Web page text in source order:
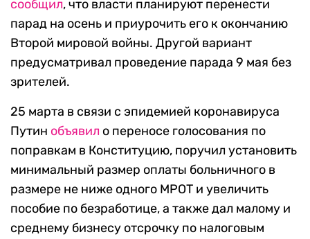
сообщил, что власти планируют перенести
парад на осень и приурочить его к окончанию
Второй мировой войны. Другой вариант
предусматривал проведение парада 9 мая без
зрителей.
25 марта в связи с эпидемией коронавируса
Путин объявил о переносе голосования по
поправкам в Конституцию, поручил установить
минимальный размер оплаты больничного в
размере не ниже одного МРОТ и увеличить
пособие по безработице, а также дал малому и
среднему бизнесу отсрочку по налоговым